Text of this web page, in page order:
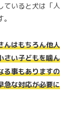
ていると犬は「人
んはもちろん他人
さい子どもを噛ん
る事もありますの
急な対応が必要に